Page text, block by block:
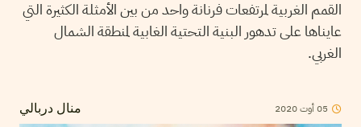
القمم الغربية لمرتفعات فرنانة واحد من بين الأمثلة الكثيرة التي
عايناها على تدهور البنية التحتية الغابية لمنطقة الشمال
الغربي.
منال دربالي 05أوت2020